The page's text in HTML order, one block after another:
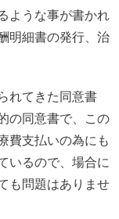
ような事が書かれ
明細書の発行、治
れてきた同意書
の同意書で、この
費支払いの為にも
いるので、場合に
も問題はありませ